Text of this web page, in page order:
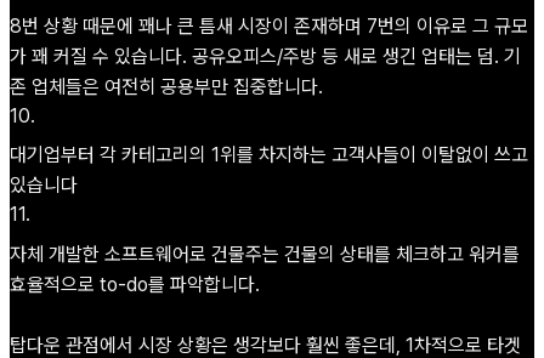
8번 상황 때문에 꽤나 큰 틈새 시장이 존재하며 7번의 이유로 그 규모
가 꽤 커질 수 있습니다. 공유오피스/주방 등 새로 생긴 업태는 덤. 기
존 업체들은 여전히 공용부만 집중합니다.
10.
대기업부터 각 카테고리의 1위를 차지하는 고객사들이 이탈없이 쓰고
있습니다
11.
자체 개발한 소프트웨어로 건물주는 건물의 상태를 체크하고 워커를
효율적으로 to-do를 파악합니다.
탑다운 관점에서 시장 상황은 생각보다 훨씬 좋은데, 1차적으로 타겟